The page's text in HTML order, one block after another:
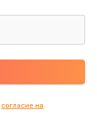
согласие на